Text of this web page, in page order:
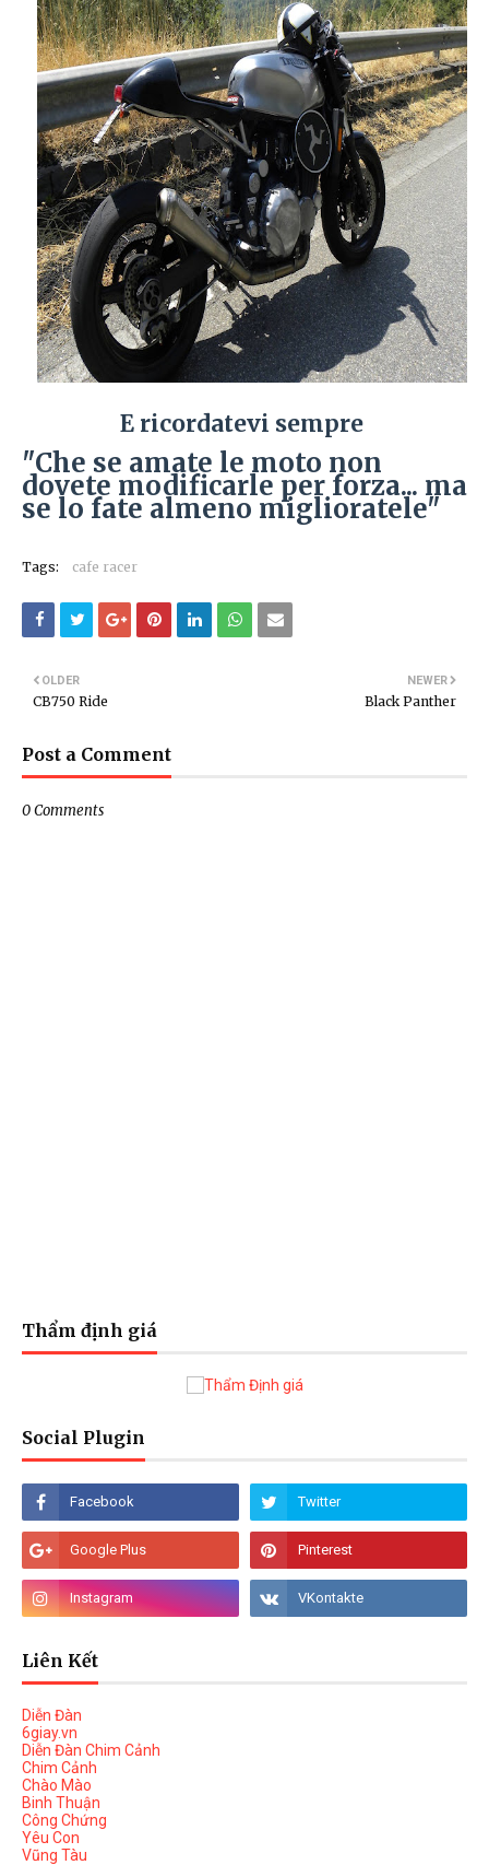
E ricordatevi sempre
"Che se amate le moto non
dovete modificarle per forza... ma
se lo fate almeno miglioratele"
Tags: cafe racer
NEWER
Black Panther
OLDER
CB750 Ride
Post a Comment
0 Comments
Thẩm định giá
Social Plugin
Liên Kết
Diễn Đàn
6giay.vn
Diễn Đàn Chim Cảnh
Chim Cảnh
Chào Mào
Binh Thuận
Công Chứng
Yêu Con
Vũng Tàu